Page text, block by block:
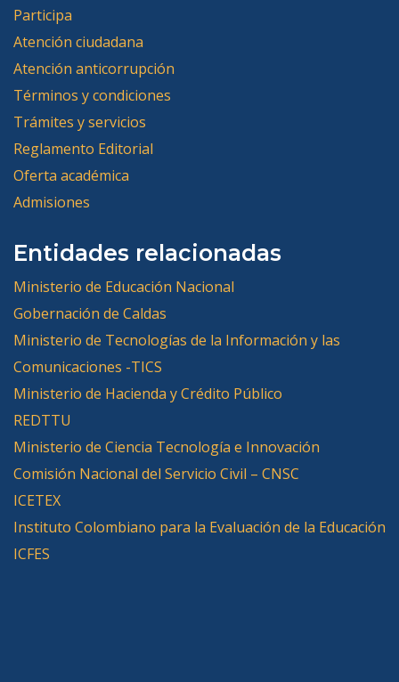
Participa
Atención ciudadana
Atención anticorrupción
Términos y condiciones
Trámites y servicios
Reglamento Editorial
Oferta académica
Admisiones
Entidades relacionadas
Ministerio de Educación Nacional
Gobernación de Caldas
Ministerio de Tecnologías de la Información y las
Comunicaciones -TICS
Ministerio de Hacienda y Crédito Público
REDTTU
Ministerio de Ciencia Tecnología e Innovación
Comisión Nacional del Servicio Civil – CNSC
ICETEX
Instituto Colombiano para la Evaluación de la Educación
ICFES